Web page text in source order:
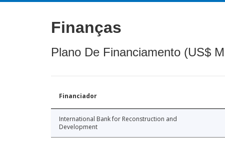
Finanças
Plano De Financiamento (US$
Financiador
International Bank for Reconstruction and
Development